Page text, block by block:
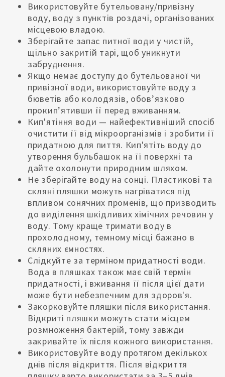
Використовуйте бутельовану/привізну
воду, воду з пунктів роздачі, організованих
місцевою владою.
Зберігайте запас питної води у чистій,
щільно закритій тарі, щоб уникнути
забруднення.
Якщо немає доступу до бутельованої чи
привізної води, використовуйте воду з
бюветів або колодязів, обовʼязково
прокип’ятивши її перед вживанням.
Кип'ятіння води — найефективніший спосіб
очистити її від мікроорганізмів і зробити її
придатною для пиття. Кип'ятіть воду до
утворення бульбашок на її поверхні та
дайте охолонути природним шляхом.
Не зберігайте воду на сонці. Пластикові та
скляні пляшки можуть нагріватися під
впливом сонячних променів, що призводить
до виділення шкідливих хімічних речовин у
воду. Тому краще тримати воду в
прохолодному, темному місці бажано в
скляних ємностях.
Слідкуйте за терміном придатності води.
Вода в пляшках також має свій термін
придатності, і вживання її після цієї дати
може бути небезпечним для здоров'я.
Закорковуйте пляшки після використання.
Відкриті пляшки можуть стати місцем
розмноження бактерій, тому завжди
закривайте їх після кожного використання.
Використовуйте воду протягом декількох
днів після відкриття. Після відкриття